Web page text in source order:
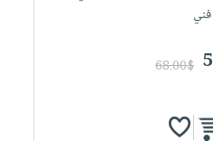
فني
68.00$